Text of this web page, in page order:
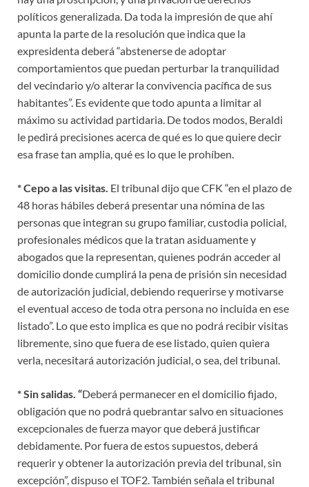
políticos generalizada. Da toda la impresión de que ahí
apunta la parte de la resolución que indica que la
expresidenta deberá “abstenerse de adoptar
comportamientos que puedan perturbar la tranquilidad
del vecindario y/o alterar la convivencia pacífica de sus
habitantes”. Es evidente que todo apunta a limitar al
máximo su actividad partidaria. De todos modos, Beraldi
le pedirá precisiones acerca de qué es lo que quiere decir
esa frase tan amplia, qué es lo que le prohíben.
* Cepo a las visitas. El tribunal dijo que CFK “en el plazo de
48 horas hábiles deberá presentar una nómina de las
personas que integran su grupo familiar, custodia policial,
profesionales médicos que la tratan asiduamente y
abogados que la representan, quienes podrán acceder al
domicilio donde cumplirá la pena de prisión sin necesidad
de autorización judicial, debiendo requerirse y motivarse
el eventual acceso de toda otra persona no incluida en ese
listado”. Lo que esto implica es que no podrá recibir visitas
libremente, sino que fuera de ese listado, quien quiera
verla, necesitará autorización judicial, o sea, del tribunal.
* Sin salidas. “Deberá permanecer en el domicilio fijado,
obligación que no podrá quebrantar salvo en situaciones
excepcionales de fuerza mayor que deberá justificar
debidamente. Por fuera de estos supuestos, deberá
requerir y obtener la autorización previa del tribunal, sin
excepción”, dispuso el TOF2. También señala el tribunal